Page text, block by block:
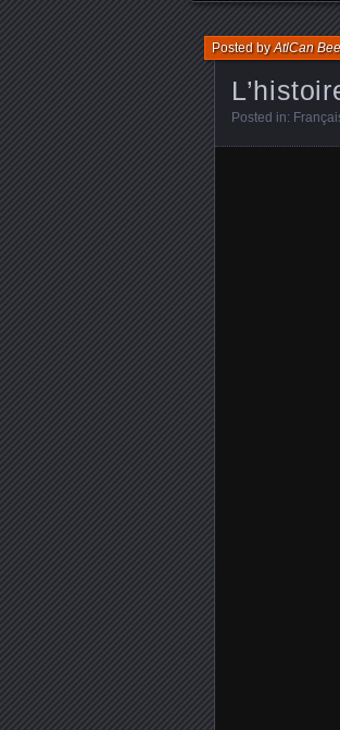
Posted byAtlCan
Posted in: